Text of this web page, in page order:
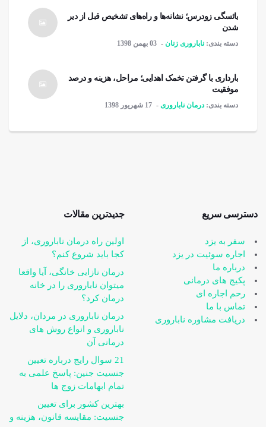
یائسگی زودرس؛ نشانه‌ها و راه‌های تشخیص قبل از دیر
شدن
دسته بندی: ناباروری زنان 03 بهمن 1398
بارداری با گرفتن تخمک اهدایی؛ مراحل، هزینه و درصد
موفقیت
دسته بندی: درمان ناباروری 17 شهریور 1398
دسترسی سریع
سفر به یزد
اجاره سوئیت در یزد
درباره ما
پکیج های درمانی
رحم اجاره ای
تماس با ما
دریافت مشاوره ناباروری
جدیدترین مقالات
اولین راه درمان ناباروری، از
کجا باید شروع کنم؟
درمان نازایی خانگی، آیا واقعا
می‎توان ناباروری را در خانه
درمان کرد؟
درمان ناباروری در مردان، دلایل
ناباروری و انواع روش های
درمانی آن
21 سوال رایج درباره تعیین
جنسیت جنین: پاسخ علمی به
تمام ابهامات زوج ها
بهترین کشور برای تعیین
جنسیت: مقایسه قانون، هزینه و